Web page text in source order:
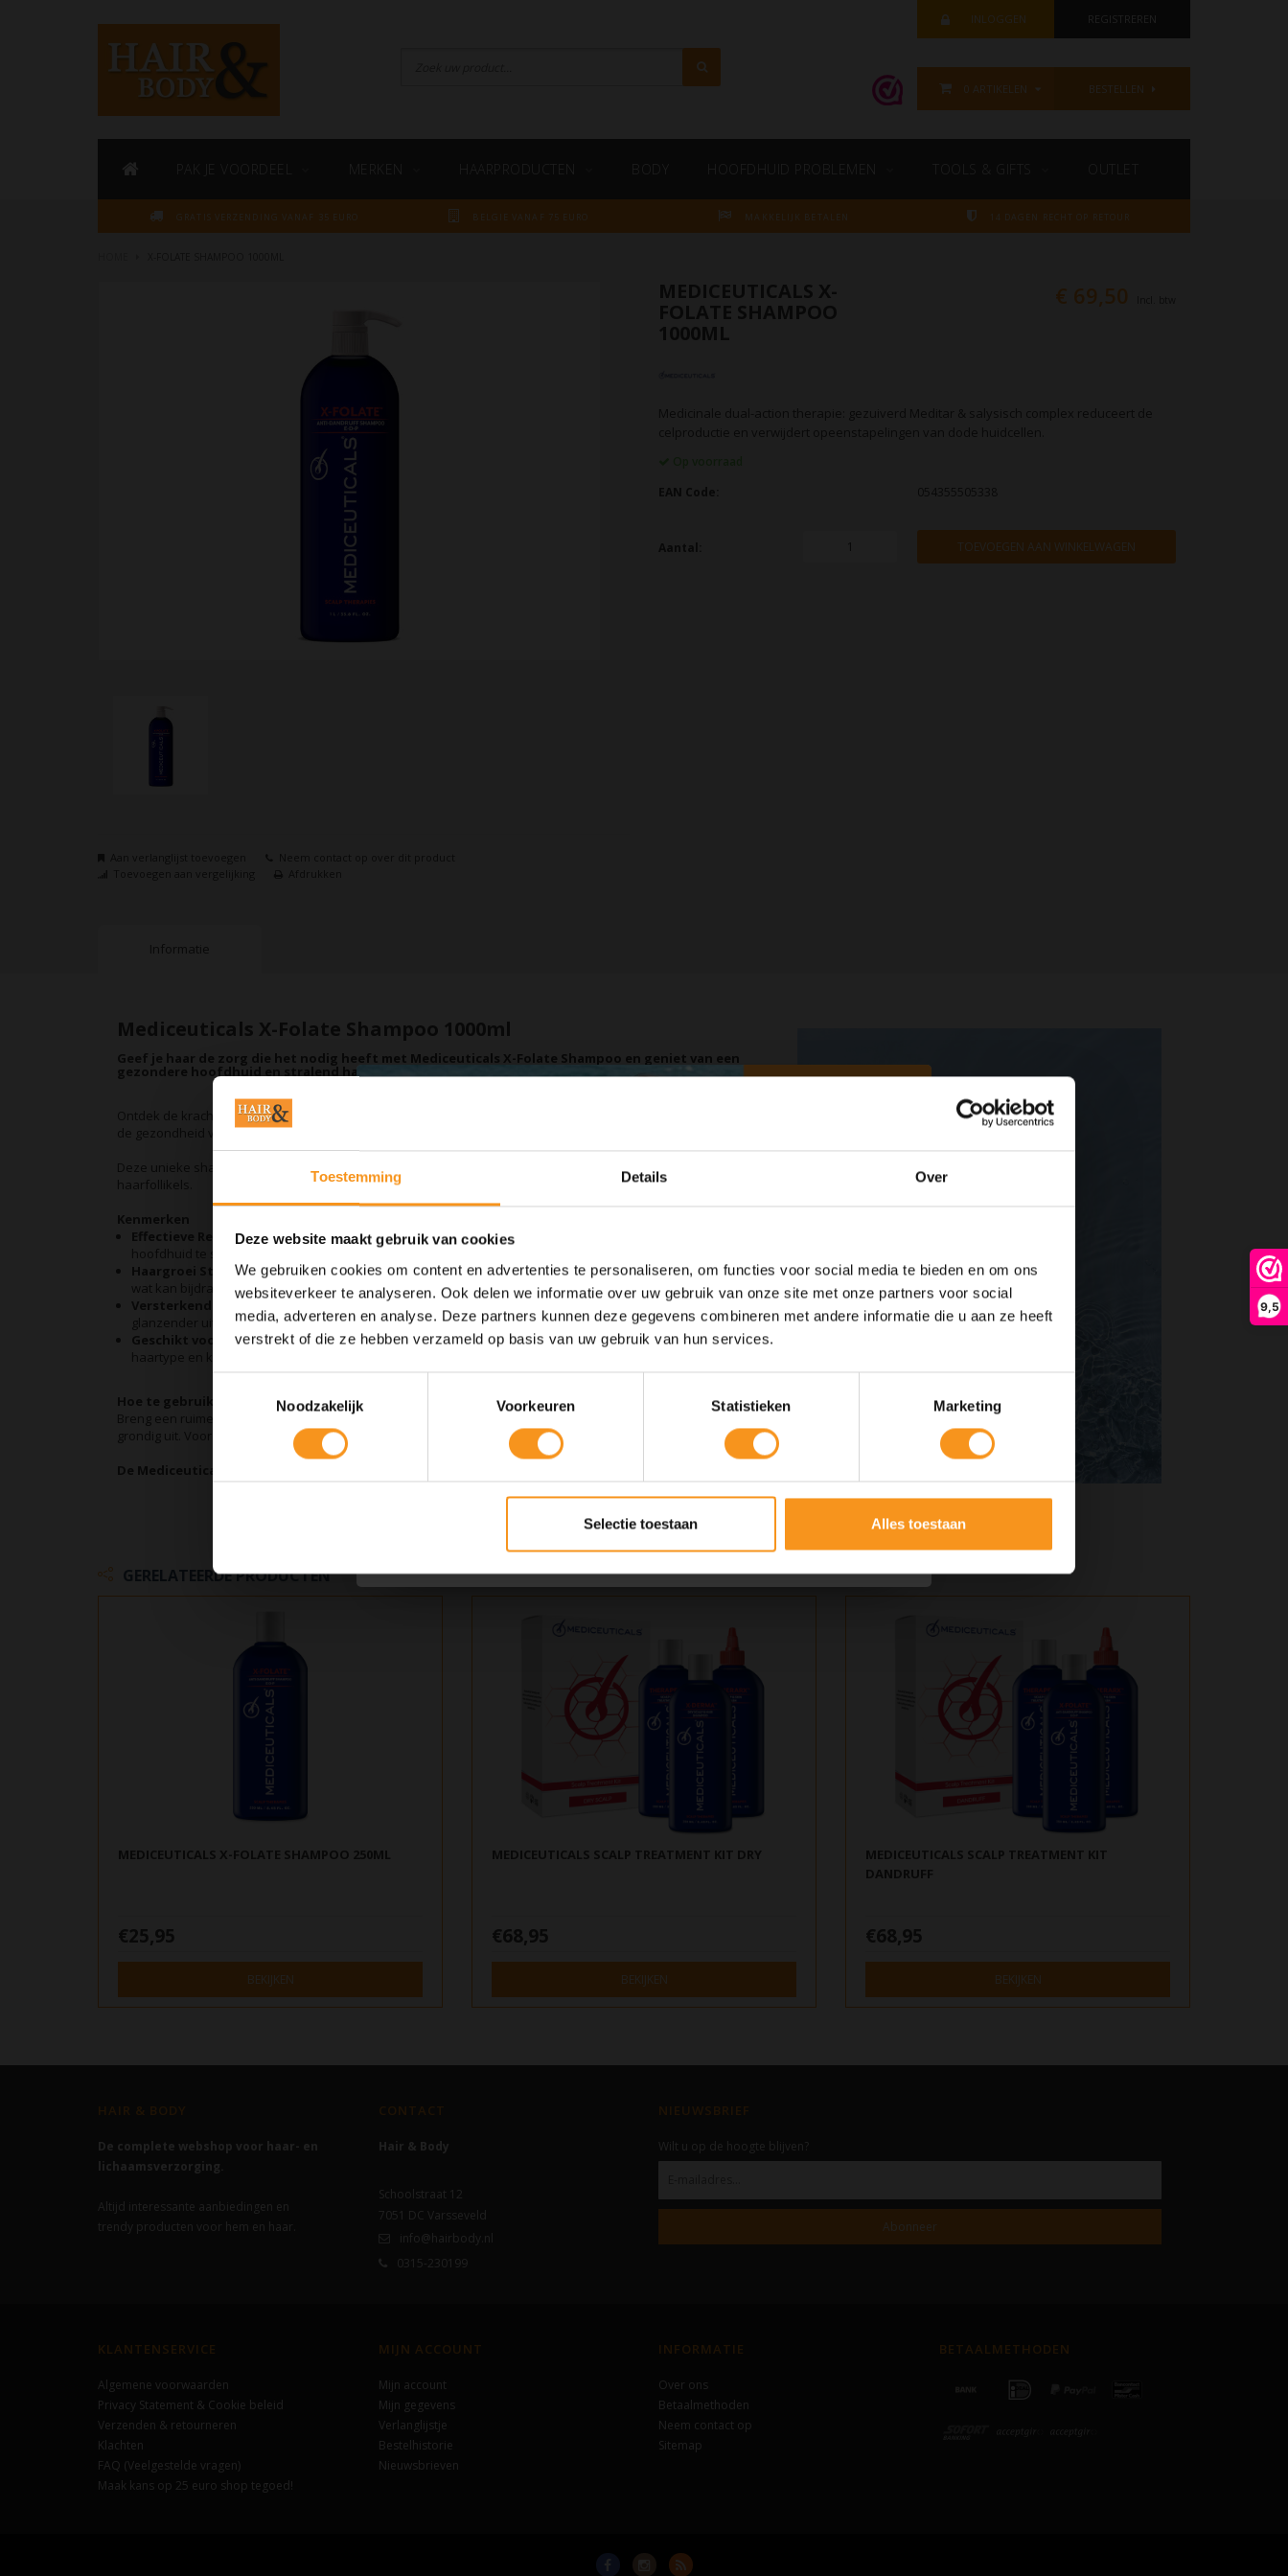
Toestemming Details Over
Deze website maakt gebruik van cookies
We gebruiken cookies om content en advertenties te personaliseren, om functies voor social media te bieden en om ons
websiteverkeer te analyseren. Ook delen we informatie over uw gebruik van onze site met onze partners voor social
media, adverteren en analyse. Deze partners kunnen deze gegevens combineren met andere informatie die u aan ze heeft
verstrekt of die ze hebben verzameld op basis van uw gebruik van hun services.
Noodzakelijk
Voorkeuren Statistieken Marketing
Selectie toestaan Alles toestaan
9,5
INLOGGEN REGISTREREN
0 ARTIKELEN BESTELLEN
GRATIS VERZENDING VANAF 35 EURO BELGIE VANAF 75 EURO MAKKELIJK BETALEN 14 DAGEN RECHT OP RETOUR
€ 69,50
TOEVOEGEN AAN WINKELWAGEN
Informatie
Mediceuticals X-Folate Shampoo 1000ml
Geef je haar de zorg die het nodig heeft met Mediceuticals X-Folate Shampoo en geniet van een
gezondere hoofdhuid en stralend haar!
Ontdek de kracht van Mediceuticals X-Folate Shampoo, een geavanceerde formule die speciaal is ontwikkeld om
de gezondheid van je hoofdhuid en haar te verbeteren.
Deze unieke shampoo reinigt niet alleen grondig, maar stimuleert ook de haargroei en revitaliseert de
haarfollikels.
Kenmerken
Effectieve Reiniging:Verwijdert op milde wijze vuil, olie en productresten zonder de natuurlijke oliën van de
hoofdhuid te strippen.
Haargroei Stimulering:Verrijkt met actieve ingrediënten die de microcirculatie van de hoofdhuid bevorderen,
wat kan bijdragen aan sterkere en vollere haargroei.
Versterkende Formule:
Ondersteunt de haarstructuur en vermindert breuk, waardoor je haar er gezonder en
glanzender uitziet.
Geschikt voor Alle Haartypes:Of je nu steil, krullend, fijn of dik haar hebt, deze shampoo is geschikt voor elk
haartype en kan dagelijks worden gebruikt.
Hoe te gebruiken
Breng een ruime hoeveelheid shampoo aan op nat haar, masseer zachtjes in de hoofdhuid en haar, en spoel
grondig uit. Voor optimale resultaten, volg op met de X-Folate conditioner uit dezelfde lijn.
De Mediceuticals X-Folate Shampoo is verkrijgbaar in 250ml en 1000ml.
GERELATEERDE PRODUCTEN
MEDICEUTICALS X-FOLATE SHAMPOO 250ML
€25,95
BEKIJKEN
MEDICEUTICALS SCALP TREATMENT KIT DRY
€68,95
BEKIJKEN
MEDICEUTICALS SCALP TREATMENT KIT
DANDRUFF
€68,95
BEKIJKEN
HAIR & BODY
De complete webshop voor haar- en
lichaamsverzorging.
Altijd interessante aanbiedingen en
trendy producten voor hem en haar.
CONTACT
Hair & Body
Schoolstraat 12
7051 DC
Varsseveld
info@hairbody.nl
0315-230199
NIEUWSBRIEF
Wilt u op de hoogte blijven?
Abonneer
KLANTENSERVICE
Algemene voorwaarden
Privacy Statement & Cookie beleid
Verzenden & retourneren
Klachten
FAQ (Veelgestelde vragen)
Maak kans op 25 euro shop tegoed!
MIJN ACCOUNT
Mijn account
Mijn gegevens
Verlanglijstje
Bestelhistorie
Nieuwsbrieven
INFORMATIE
Over ons
Betaalmethoden
Neem contact op
Sitemap
BETAALMETHODEN
10% Summer Time Korting
Geniet van de zomer met10% Summer TIme Kortingop alles!
COPY
Kortingscode is geldig tot en met zondag 9 augustus 2026.
Kortingscode is niet te combineren met andere kortingscodes.